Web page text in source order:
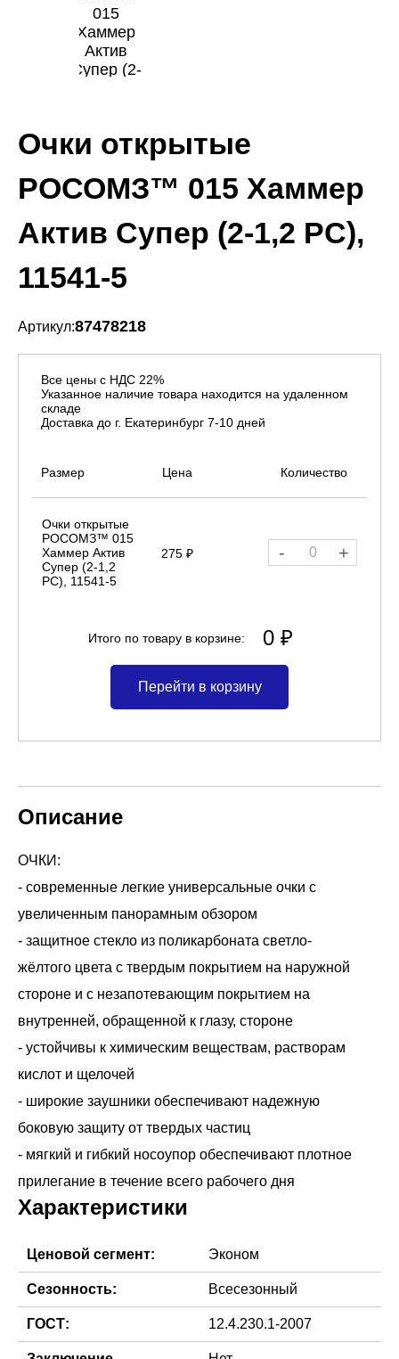
Очки открытые
РОСОМЗ™ 015 Хаммер
Актив Супер (2-1,2 PC),
11541-5
Артикул:87478218
Все цены с НДС 22%
Указанное наличие товара находится на удаленном
складе
Доставка до г. Екатеринбург 7-10 дней
Размер Цена Количество
Очки открытые
РОСОМЗ™ 015
Хаммер Актив
Супер (2-1,2
PC), 11541-5
275 ₽ - +
Итого по товару в корзине: 0 ₽
Перейти в корзину
Описание
ОЧКИ:
- современные легкие универсальные очки с
увеличенным панорамным обзором
- защитное стекло из поликарбоната светло-
жёлтого цвета с твердым покрытием на наружной
стороне и с незапотевающим покрытием на
внутренней, обращенной к глазу, стороне
- устойчивы к химическим веществам, растворам
кислот и щелочей
- широкие заушники обеспечивают надежную
боковую защиту от твердых частиц
- мягкий и гибкий носоупор обеспечивают плотное
Характеристики
Ценовой сегмент: Эконом
Сезонность: Всесезонный
ГОСТ: 12.4.230.1-2007